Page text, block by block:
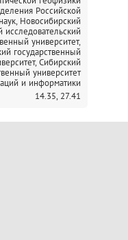
Российской
Новосибирский
исследовательский
университет,
государственный
Сибирский
университет
и информатики
14.35, 27.41